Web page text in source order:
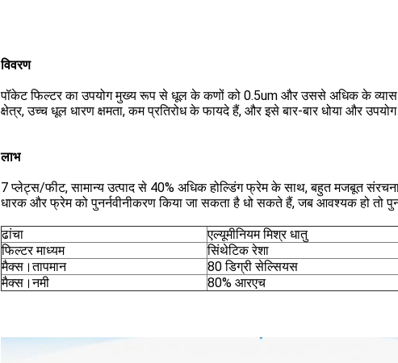
विवरण
पॉकेट फिल्टर का उपयोग मुख्य रूप से धूल के कणों को 0.5um और उससे अधिक के व्यास
क्षेत्र, उच्च धूल धारण क्षमता, कम प्रतिरोध के फायदे हैं, और इसे बार-बार धोया और
लाभ
7 प्लेट्स/फीट, सामान्य उत्पाद से 40% अधिक होल्डिंग फ्रेम के साथ, बहुत मजबूत
धारक और फ्रेम को पुनर्नवीनीकरण किया जा सकता है धो सकते हैं, जब आवश्यक हो तो
ढांचा
एल्यूमीनियम मिश्र धातु
फिल्टर माध्यम
सिंथेटिक रेशा
मैक्स।तापमान
80 डिग्री सेल्सियस
मैक्स।नमी
80% आरएच